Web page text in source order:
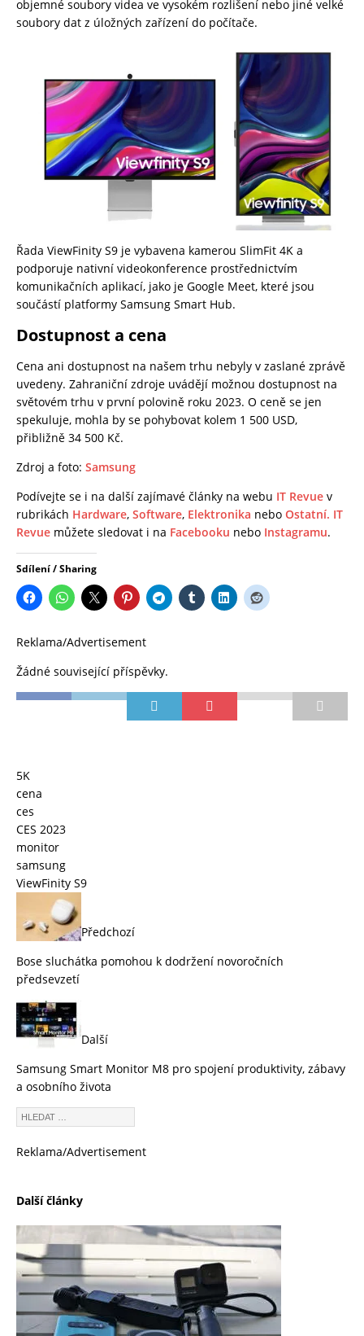
objemné soubory videa ve vysokém rozlišení nebo jiné velké
soubory dat z úložných zařízení do počítače.
Řada ViewFinity S9 je vybavena kamerou SlimFit 4K a
podporuje nativní videokonference prostřednictvím
komunikačních aplikací, jako je Google Meet, které jsou
součástí platformy Samsung Smart Hub.
Dostupnost a cena
Cena ani dostupnost na našem trhu nebyly v zaslané zprávě
uvedeny. Zahraniční zdroje uvádějí možnou dostupnost na
světovém trhu v první polovině roku 2023. O ceně se jen
spekuluje, mohla by se pohybovat kolem 1 500 USD,
přibližně 34 500 Kč.
Zdroj a foto: Samsung
Podívejte se i na další zajímavé články na webu IT Revue v
rubrikách Hardware, Software, Elektronika nebo Ostatní. IT
Revue můžete sledovat i na Facebooku nebo Instagramu.
Sdílení / Sharing
Reklama/Advertisement
Žádné související příspěvky.
5K
cena
ces
CES 2023
monitor
samsung
ViewFinity S9
Předchozí
Bose sluchátka pomohou k dodržení novoročních
předsevzetí
Další
Samsung Smart Monitor M8 pro spojení produktivity, zábavy
a osobního života
Reklama/Advertisement
Další články